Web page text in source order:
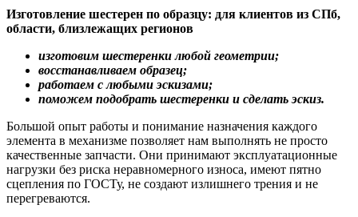
Изготовление шестерен по образцу: для клиентов из СПб,
области, близлежащих регионов
изготовим шестеренки любой геометрии;
восстанавливаем образец;
работаем с любыми эскизами;
поможем подобрать шестеренки и сделать эскиз.
Большой опыт работы и понимание назначения каждого
элемента в механизме позволяет нам выполнять не просто
качественные запчасти. Они принимают эксплуатационные
нагрузки без риска неравномерного износа, имеют пятно
сцепления по ГОСТу, не создают излишнего трения и не
перегреваются.